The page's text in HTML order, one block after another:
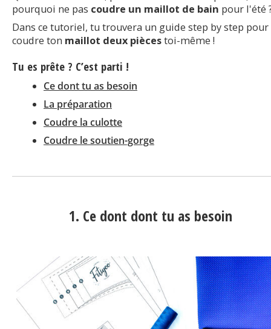
pourquoi ne pas coudre un maillot de bain pour l'été
Dans ce tutoriel, tu trouvera un guide step by step pour
coudre ton maillot deux piècestoi-même !
Tu es prête ? C’est parti !
Ce dont tu as besoin
La préparation
Coudre la culotte
Coudre le soutien-gorge
1. Ce dont dont tu as besoin